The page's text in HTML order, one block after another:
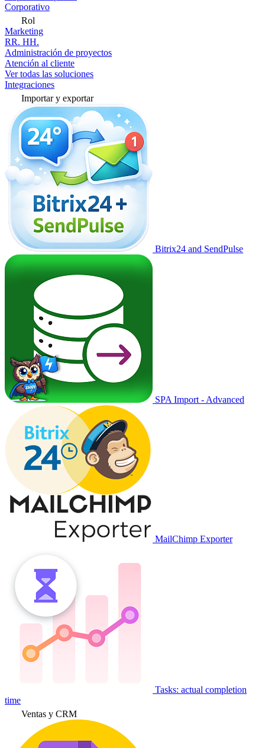
Corporativo
Rol
Marketing
RR. HH.
Administración de proyectos
Atención al cliente
Ver todas las soluciones
Integraciones
Importar y exportar
Bitrix24 and SendPulse
SPA Import - Advanced
MailChimp Exporter
Tasks: actual completion
time
Ventas y CRM